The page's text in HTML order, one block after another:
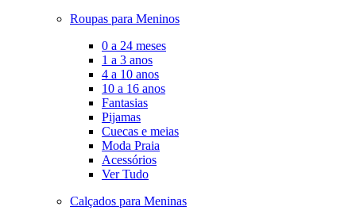
Roupas para Meninos
0 a 24 meses
1 a 3 anos
4 a 10 anos
10 a 16 anos
Fantasias
Pijamas
Cuecas e meias
Moda Praia
Acessórios
Ver Tudo
Calçados para Meninas